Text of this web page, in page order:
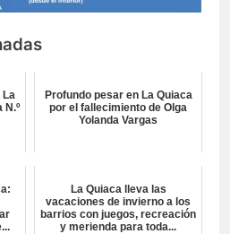
Profundo pesar en La Quiaca
por el fallecimiento de Olga
Yolanda Vargas
La Quiaca lleva las
vacaciones de invierno a los
barrios con juegos, recreación
y merienda para toda...